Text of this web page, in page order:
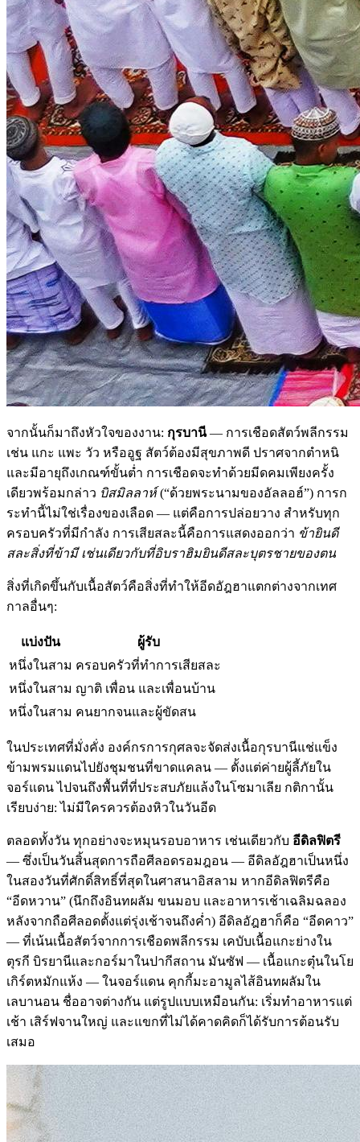
จากนั้นก็มาถึงหัวใจของงาน: กุรบานี— การเชือดสัตว์พลีกรรม
เช่น แกะ แพะ วัว หรืออูฐ สัตว์ต้องมีสุขภาพดี ปราศจากตำหนิ
และมีอายุถึงเกณฑ์ขั้นต่ำ การเชือดจะทำด้วยมีดคมเพียงครั้ง
เดียวพร้อมกล่าว บิสมิลลาห์(“ด้วยพระนามของอัลลอฮ์”) การก
ระทำนี้ไม่ใช่เรื่องของเลือด — แต่คือการปล่อยวาง สำหรับทุก
ครอบครัวที่มีกำลัง การเสียสละนี้คือการแสดงออกว่า ข้ายินดี
สละสิ่งที่ข้ามี เช่นเดียวกับที่อิบราฮิมยินดีสละบุตรชายของตน
สิ่งที่เกิดขึ้นกับเนื้อสัตว์คือสิ่งที่ทำให้อีดอัฎฮาแตกต่างจากเทศ
กาลอื่นๆ:
แบ่งปัน
ผู้รับ
หนึ่งในสาม ครอบครัวที่ทำการเสียสละ
หนึ่งในสาม ญาติ เพื่อน และเพื่อนบ้าน
หนึ่งในสาม คนยากจนและผู้ขัดสน
ในประเทศที่มั่งคั่ง องค์กรการกุศลจะจัดส่งเนื้อกุรบานีแช่แข็ง
ข้ามพรมแดนไปยังชุมชนที่ขาดแคลน — ตั้งแต่ค่ายผู้ลี้ภัยใน
จอร์แดน ไปจนถึงพื้นที่ที่ประสบภัยแล้งในโซมาเลีย กติกานั้น
เรียบง่าย: ไม่มีใครควรต้องหิวในวันอีด
ตลอดทั้งวัน ทุกอย่างจะหมุนรอบอาหาร เช่นเดียวกับ อีดิลฟิตรี
— ซึ่งเป็นวันสิ้นสุดการถือศีลอดรอมฎอน — อีดิลอัฎฮาเป็นหนึ่ง
ในสองวันที่ศักดิ์สิทธิ์ที่สุดในศาสนาอิสลาม หากอีดิลฟิตรีคือ
“อีดหวาน” (นึกถึงอินทผลัม ขนมอบ และอาหารเช้าเฉลิมฉลอง
หลังจากถือศีลอดตั้งแต่รุ่งเช้าจนถึงค่ำ) อีดิลอัฎฮาก็คือ “อีดคาว”
— ที่เน้นเนื้อสัตว์จากการเชือดพลีกรรม เคบับเนื้อแกะย่างใน
ตุรกี บิรยานีและกอร์มาในปากีสถาน มันซัฟ — เนื้อแกะตุ๋นในโย
เกิร์ตหมักแห้ง — ในจอร์แดน คุกกี้มะอามูลไส้อินทผลัมใน
เลบานอน ชื่ออาจต่างกัน แต่รูปแบบเหมือนกัน: เริ่มทำอาหารแต่
เช้า เสิร์ฟจานใหญ่ และแขกที่ไม่ได้คาดคิดก็ได้รับการต้อนรับ
เสมอ